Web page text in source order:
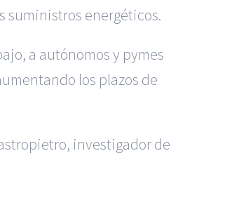
suministros energéticos.
a autónomos y pymes
los plazos de
investigador de